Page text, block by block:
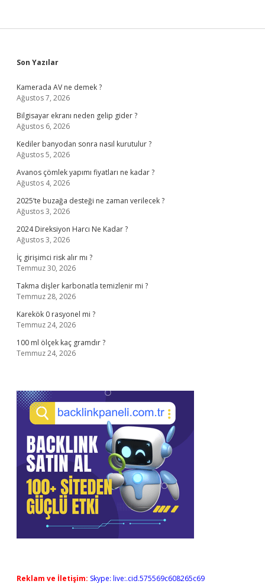
Sidebar
Son Yazılar
Kamerada AV ne demek ?
Ağustos 7, 2026
Bilgisayar ekranı neden gelip gider ?
Ağustos 6, 2026
Kediler banyodan sonra nasıl kurutulur ?
Ağustos 5, 2026
Avanos çömlek yapımı fiyatları ne kadar ?
Ağustos 4, 2026
2025’te buzağa desteği ne zaman verilecek ?
Ağustos 3, 2026
2024 Direksiyon Harcı Ne Kadar ?
Ağustos 3, 2026
İç girişimci risk alır mı ?
Temmuz 30, 2026
Takma dişler karbonatla temizlenir mi ?
Temmuz 28, 2026
Karekök 0 rasyonel mi ?
Temmuz 24, 2026
100 ml ölçek kaç gramdır ?
Temmuz 24, 2026
Reklam ve İletişim: Skype: live:.cid.575569c608265c69